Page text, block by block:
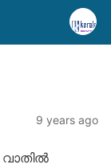
9 years ago